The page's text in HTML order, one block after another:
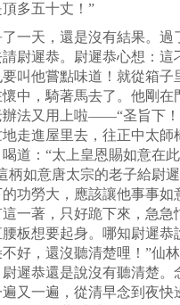
多五十丈！”
一天，還是沒有結果。過
尉遲恭。尉遲恭心想：這
叫他嘗點味道！就從箱子
中，騎著馬去了。他剛在
辦法又用上啦——“圣旨下！
走進屋里去，往正中太師
道：“太上皇恩賜如意在
柄如意唐太宗的老子給尉
功勞大，應該讓他事事如
一著，只好跪下來，急急
板想要起身。哪知尉遲恭
好，還沒聽清楚哩！”仙
遲恭還是說沒有聽清楚。
又一遍，從清早念到夜快